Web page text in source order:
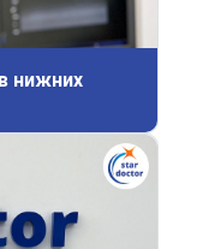
нижних